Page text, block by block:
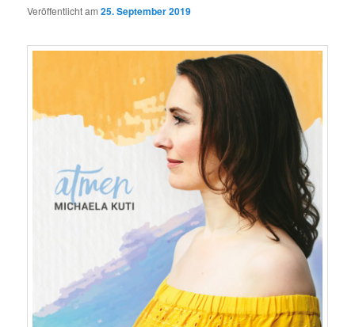
Veröffentlicht am25. September 2019